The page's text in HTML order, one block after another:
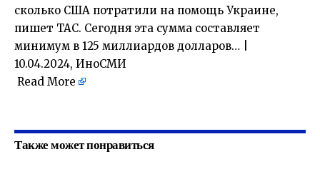
сколько США потратили на помощь Украине,
пишет TAC. Сегодня эта сумма составляет
минимум в 125 миллиардов долларов… |
10.04.2024, ИноСМИ
Read More
Также может понравиться